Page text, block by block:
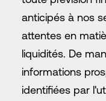
anticipés à nos
attentes en
liquidités. De
informations
identifiées par